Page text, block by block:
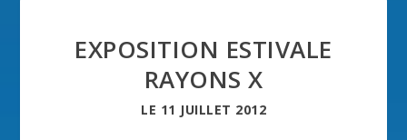
EXPOSITION ESTIVALE
RAYONS X
LE 11 JUILLET 2012